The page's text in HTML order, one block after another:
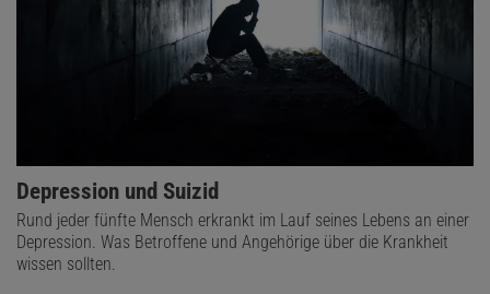
Depression und Suizid
Rund jeder fünfte Mensch erkrankt im Lauf seines Lebens an einer
Depression. Was Betroffene und Angehörige über die Krankheit
wissen sollten.